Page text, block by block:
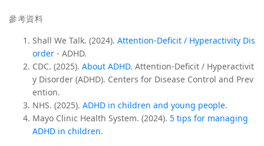
參考資料
Shall We Talk. (2024). Attention-Deficit / Hyperactivity Dis
order - ADHD.
CDC. (2025). About ADHD. Attention-Deficit / Hyperactivit
y Disorder (ADHD). Centers for Disease Control and Prev
ention.
NHS. (2025). ADHD in children and young people.
Mayo Clinic Health System. (2024). 5 tips for managing
ADHD in children.